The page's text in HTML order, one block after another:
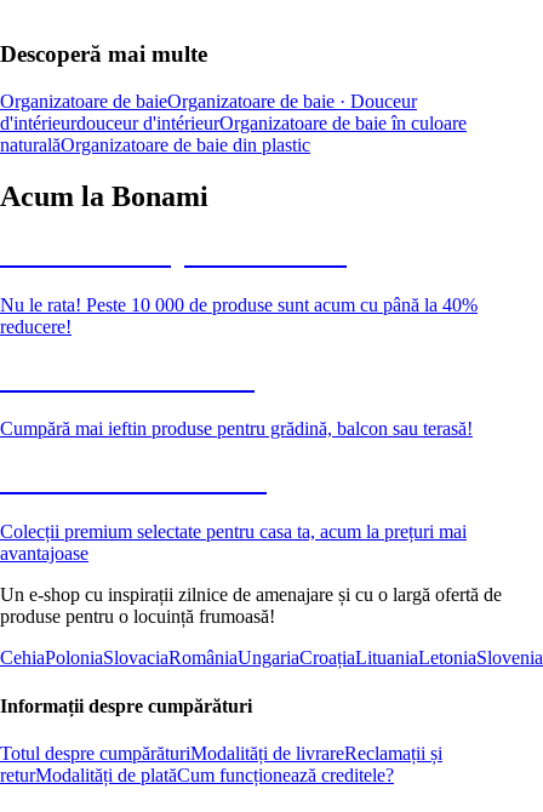
Descoperă mai multe
Organizatoare de baieOrganizatoare de baie · Douceur
d'intérieurdouceur d'intérieurOrganizatoare de baie în culoare
naturalăOrganizatoare de baie din plastic
Acum la Bonami
Nu le rata! Peste 10 000 de produse sunt acum cu până la 40%
reducere!
Cumpără mai ieftin produse pentru grădină, balcon sau terasă!
Colecții premium selectate pentru casa ta, acum la prețuri mai
avantajoase
Un e-shop cu inspirații zilnice de amenajare și cu o largă ofertă de
produse pentru o locuință frumoasă!
CehiaPoloniaSlovaciaRomâniaUngariaCroațiaLituaniaLetoniaSlovenia
Informații despre cumpărături
Totul despre cumpărăturiModalități de livrareReclamații și
returModalități de platăCum funcționează creditele?